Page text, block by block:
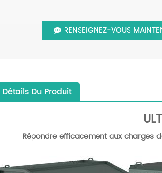
RENSEIGNEZ-VOUS
Détails Du Produit
Répondre efficacement aux charges